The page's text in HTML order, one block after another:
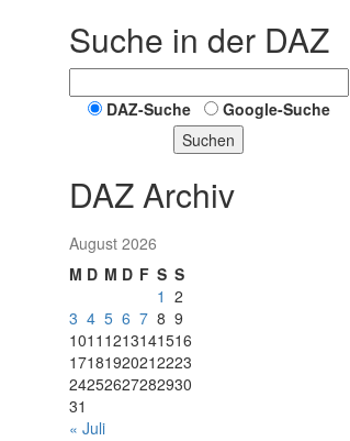
Suche in der DAZ
DAZ-Suche
Google-Suche
Suchen
DAZ Archiv
August 2026
M D M D F S S
1 2
3 4 5 6 7 8 9
1011 1213141516
17181920212223
24252627282930
31
« Juli